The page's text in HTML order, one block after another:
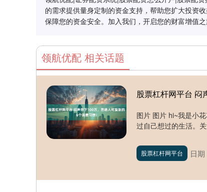
的需求提供量身定制的资金支持，帮助您扩大投资
保障您的资金安全。加入我们，开启您的财富增值之
领航优配 相关话题
股票杠杆网平台 闷
图片 图片 hi~我是小
过自己想过的生活。
股票杠杆网平台 日